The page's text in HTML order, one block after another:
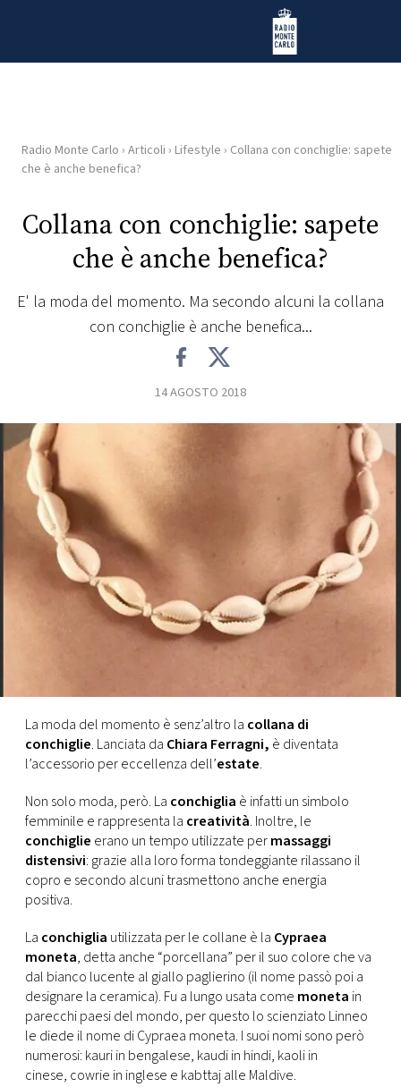
Radio Monte Carlo
HOME
RADIO
PLAYLIST
FOTO
CONCORSI
EVENTI
VIDEO
PRINCIPATO
DI
MONACO
RMC
CONSIGLIA
Radio Monte Carlo › Articoli › Lifestyle › Collana con conchiglie: sapete
che è anche benefica?
Collana con conchiglie: sapete
che è anche benefica?
E' la moda del momento. Ma secondo alcuni la collana
con conchiglie è anche benefica...
14 AGOSTO 2018
La moda del momento è senz’altro la collana di
conchiglie. Lanciata da Chiara Ferragni, è diventata
l’accessorio per eccellenza dell’estate.
Non solo moda, però. La conchiglia è infatti un simbolo
femminile e rappresenta la creatività. Inoltre, le
conchiglie erano un tempo utilizzate permassaggi
distensivi: grazie alla loro forma tondeggiante rilassano il
copro e secondo alcuni trasmettono anche energia
positiva.
La conchiglia utilizzata per le collane è la Cypraea
moneta, detta anche “porcellana” per il suo colore che va
dal bianco lucente al giallo paglierino (il nome passò poi a
designare la ceramica). Fu a lungo usata come moneta in
parecchi paesi del mondo, per questo lo scienziato Linneo
le diede il nome di Cypraea moneta. I suoi nomi sono però
numerosi: kauri in bengalese, kaudi in hindi, kaoli in
cinese, cowrie in inglese e kabttaj alle Maldive.